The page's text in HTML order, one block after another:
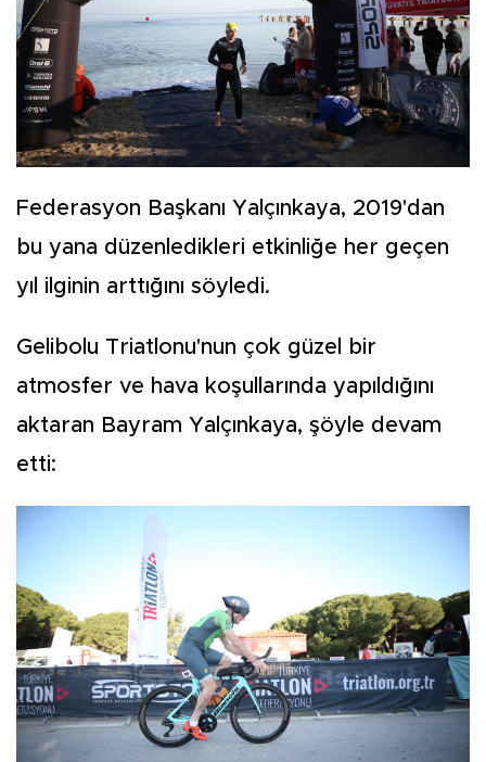
Federasyon Başkanı Yalçınkaya, 2019'dan
bu yana düzenledikleri etkinliğe her geçen
yıl ilginin arttığını söyledi.
Gelibolu Triatlonu'nun çok güzel bir
atmosfer ve hava koşullarında yapıldığını
aktaran Bayram Yalçınkaya, şöyle devam
etti: